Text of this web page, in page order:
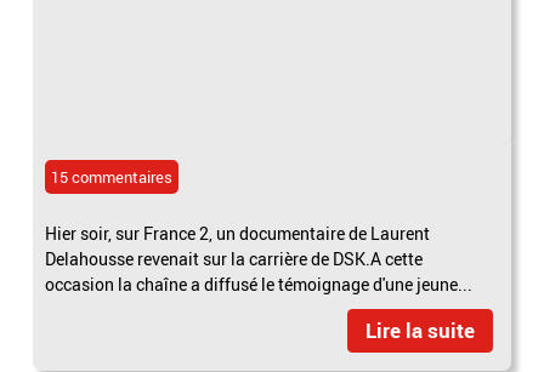
15 commentaires
Hier soir, sur France 2, un documentaire de Laurent
Delahousse revenait sur la carrière de DSK.A cette
occasion la chaîne a diffusé le témoignage d'une jeune...
Lire la suite